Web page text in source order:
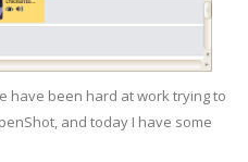
have been hard at work trying to
and today I have some